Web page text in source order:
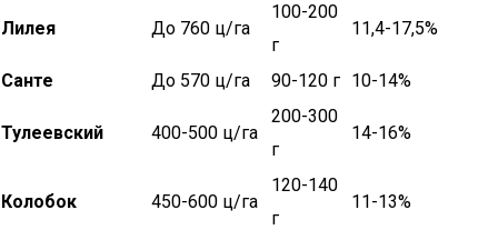
Лилея До 760 ц/га
100-200
г
11,4-17,5%
Санте До 570 ц/га 90-120 г 10-14%
Тулеевский 400-500 ц/га
200-300
г
14-16%
Колобок 450-600 ц/га
120-140
г
11-13%